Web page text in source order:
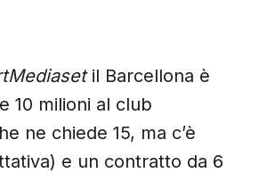
il Barcellona è
10 milioni al club
ne chiede 15, ma c’è
e un contratto da 6